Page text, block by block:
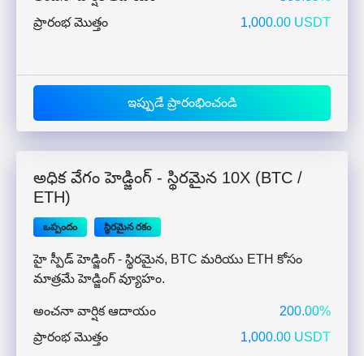
ప్రారంభ మొత్తం
1,000.00 USDT
ఇప్పుడే ప్రారంభించండి
అధిక వేగం హెడ్జింగ్ - స్థిరమైన 10X (BTC /
ETH)
ఒప్పందం స్థిరమైన రకం
హై స్పీడ్ హెడ్జింగ్ - స్థిరమైన, BTC మరియు ETH కోసం
మాత్రమే హెడ్జింగ్ వ్యూహం.
అంచనా వార్షిక ఆదాయం
200.00%
ప్రారంభ మొత్తం
1,000.00 USDT